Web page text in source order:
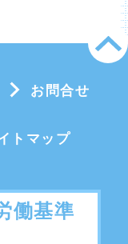
お問合せ
トマップ
働基準